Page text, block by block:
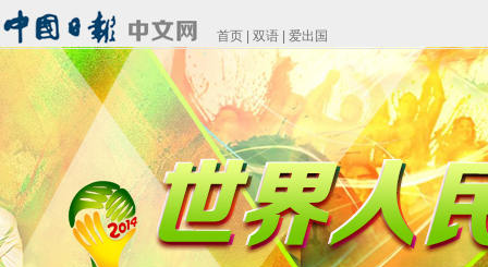
首页 双语 爱出国